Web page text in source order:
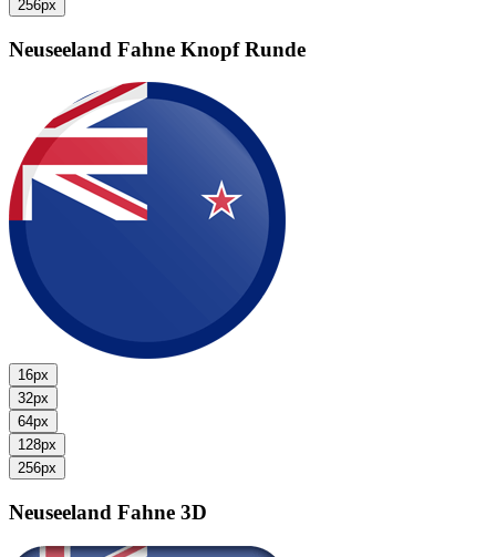
256px
Neuseeland Fahne Knopf Runde
16px
32px
64px
128px
256px
Neuseeland Fahne 3D